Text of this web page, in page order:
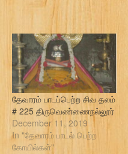
தேவாரம் பாடப்பெற்ற சிவ தலம்
# 225 திருவெண்ணைநல்லூர்
December 11, 2019
In "தேவாரம் பாடல் பெற்ற
கோயில்கள்"